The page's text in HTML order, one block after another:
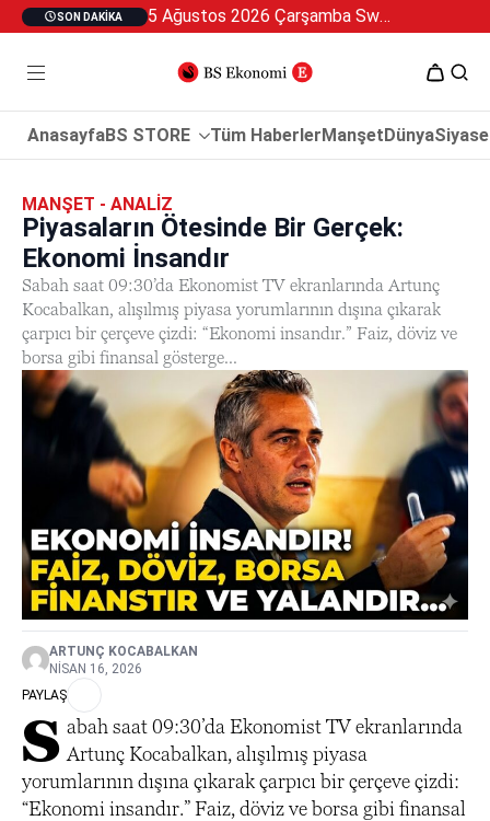
SON DAKIKA 5 Ağustos 2026 Çarşamba Swan Özel 2
AnasayfaBS STORE Tüm HaberlerManşetDünya
MANŞET - ANALIZ
Piyasaların Ötesinde Bir Gerçek:
Ekonomi İnsandır
Sabah saat 09:30’da Ekonomist TV ekranlarında Artunç
Kocabalkan, alışılmış piyasa yorumlarının dışına çıkarak
çarpıcı bir çerçeve çizdi: “Ekonomi insandır.” Faiz, döviz ve
borsa gibi finansal gösterge...
ARTUNÇ KOCABALKAN
NISAN 16, 2026
PAYLAŞ
S abah saat 09:30’da Ekonomist TV ekranlarında
Artunç Kocabalkan, alışılmış piyasa
yorumlarının dışına çıkarak çarpıcı bir çerçeve çizdi:
“Ekonomi insandır.” Faiz, döviz ve borsa gibi finansal